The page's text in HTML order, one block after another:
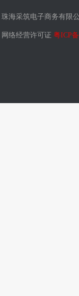
珠海采筑电子商务有限
网络经营许可证 粤ICP